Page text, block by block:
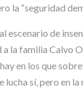
la “seguridad
escenario de
la familia Calvo
en los que
sí, pero en